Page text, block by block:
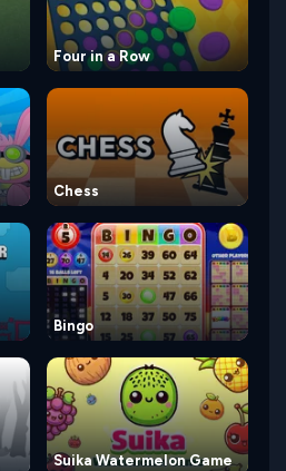
Four in a Row
Chess
Bingo
Suika Watermelon Game